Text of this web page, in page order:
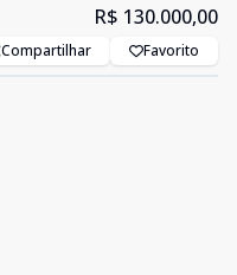
R$ 130.000,00
Compartilhar Favorito